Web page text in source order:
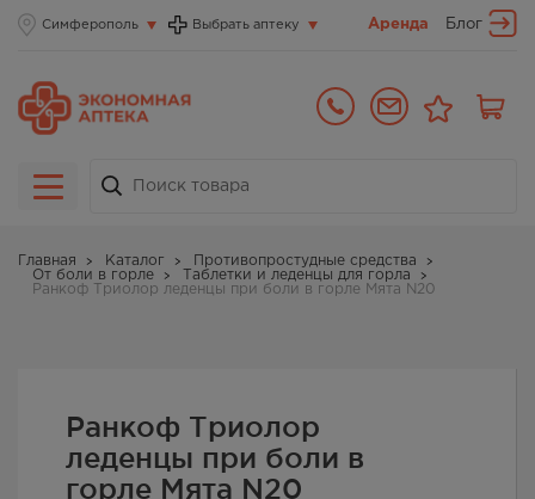
Симферополь Выбрать аптеку Аренда Блог
Главная Каталог
Противопростудные средства
От боли в горле
Таблетки и леденцы для горла
Ранкоф Триолор леденцы при боли в горле Мята N20
Ранкоф Триолор
леденцы при боли в
горле Мята N20